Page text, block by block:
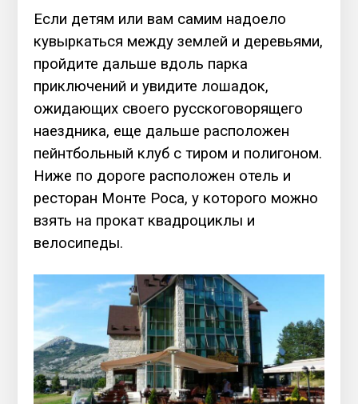
Если детям или вам самим надоело
кувыркаться между землей и деревьями,
пройдите дальше вдоль парка
приключений и увидите лошадок,
ожидающих своего русскоговорящего
наездника, еще дальше расположен
пейнтбольный клуб с тиром и полигоном.
Ниже по дороге расположен отель и
ресторан Монте Роса, у которого можно
взять на прокат квадроциклы и
велосипеды.